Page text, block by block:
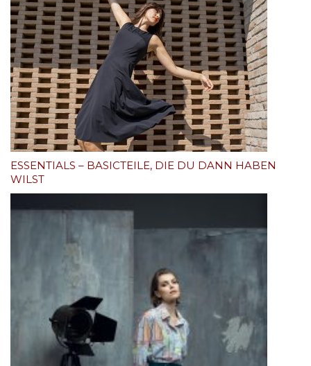
ESSENTIALS – BASICTEILE, DIE DU DANN HABEN
WILST